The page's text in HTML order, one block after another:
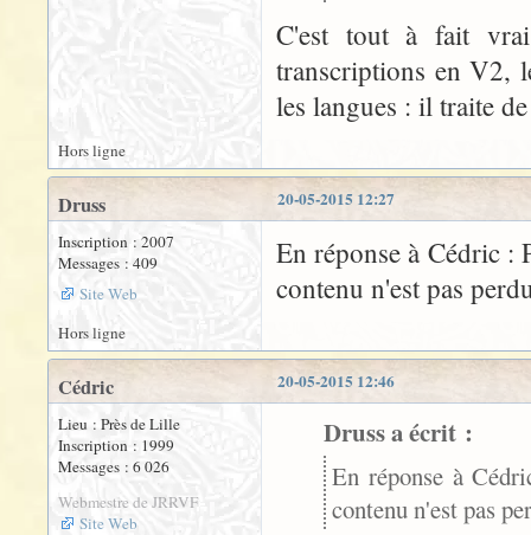
C'est tout à fait
transcriptions en V2,
les langues : il traite
Hors ligne
20-05-2015 12:27
Druss
Inscription : 2007
Messages : 409
Site Web
En réponse à Cédric :
contenu n'est pas
Hors ligne
20-05-2015 12:46
Cédric
Lieu : Près de Lille
Inscription : 1999
Messages : 6 026
Webmestre de JRRVF
Site Web
Druss a écrit :
En réponse à
contenu n'est pas